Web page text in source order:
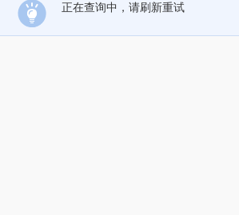
正在查询中，请刷新重试